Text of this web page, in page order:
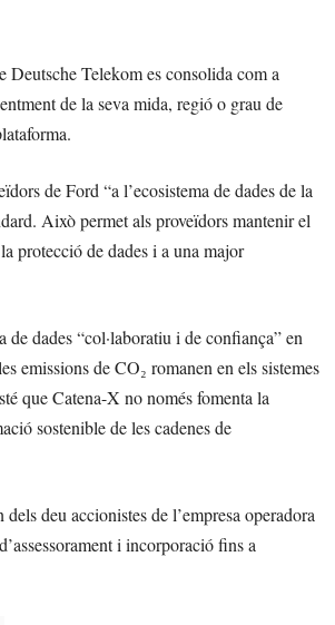
Telekom es consolida com a
de la seva mida, regió o grau de
de Ford “a l’ecosistema de dades de la
Això permet als proveïdors mantenir el
protecció de dades i a una major
dades “col·laboratiu i de confiança” en
emissions de CO₂ romanen en els sistemes
que Catena-X no només fomenta la
sostenible de les cadenes de
deu accionistes de l’empresa operadora
i incorporació fins a